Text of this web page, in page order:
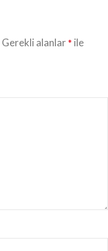
Gerekli alanlar* ile